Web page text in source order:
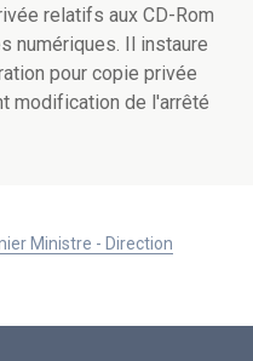
relatifs aux CD-Rom
numériques. Il instaure
pour copie privée
modification de l'arrêté
Ministre - Direction